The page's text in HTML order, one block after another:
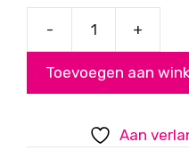
-
mix
+
Toevoegen aan
Aan